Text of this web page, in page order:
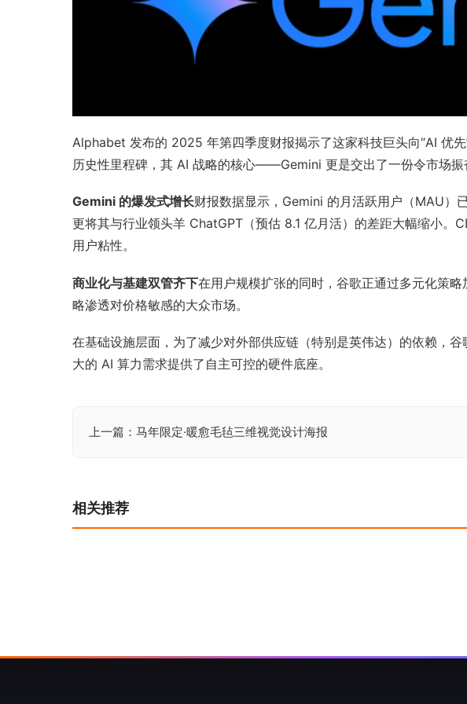
Alphabet 发布的 2025 年第四季度财报揭示了这家科技巨头向“AI 优
历史性里程碑，其 AI 战略的核心——Gemini 更是交出了一份令市场振
Gemini 的爆发式增长财报数据显示，Gemini 的月活跃用户（MAU）
更将其与行业领头羊 ChatGPT（预估 8.1 亿月活）的差距大幅缩小。
用户粘性。
商业化与基建双管齐下在用户规模扩张的同时，谷歌正通过多元化策
略渗透对价格敏感的大众市场。
在基础设施层面，为了减少对外部供应链（特别是英伟达）的依赖，
大的 AI 算力需求提供了自主可控的硬件底座。
文
航
上一篇：马年限定·暖愈毛毡三维视觉设计海报
相关推荐